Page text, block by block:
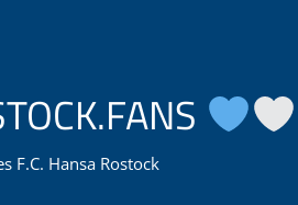
F.C. Hansa Rostock